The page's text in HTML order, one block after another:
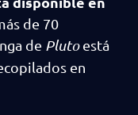
de 70
de Plutoestá
en